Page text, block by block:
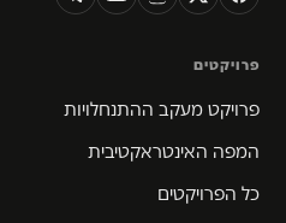
פרויקטים
פרויקט מעקב ההתנחלויות
המפה האינטראקטיבית
כל הפרויקטים